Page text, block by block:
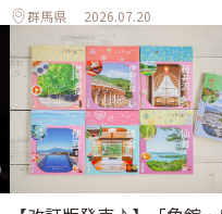
群馬県 2026.07.20